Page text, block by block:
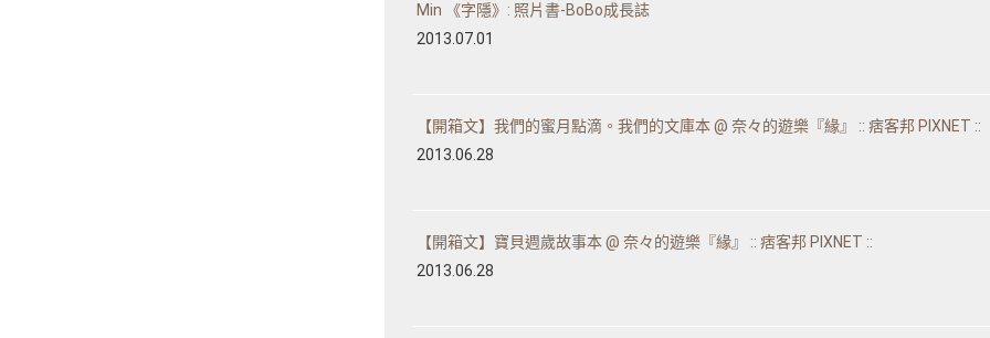
Min 《字隱》: 照片書-BoBo成長誌
2013.07.01
【開箱文】我們的蜜月點滴。我們的文庫本 @ 奈々的遊樂『緣』 :: 痞客邦 PIXNET ::
2013.06.28
【開箱文】寶貝週歲故事本 @ 奈々的遊樂『緣』 :: 痞客邦 PIXNET ::
2013.06.28